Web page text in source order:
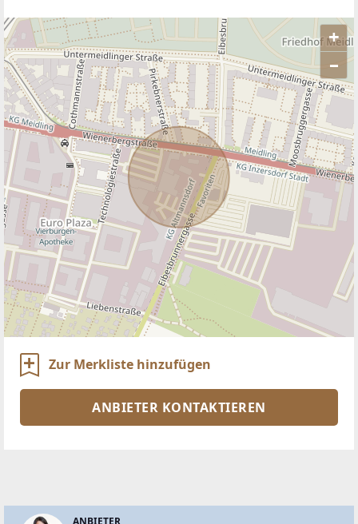
+
–
ANBIETER KONTAKTIEREN
Zur Merkliste hinzufügen
ANBIETER KONTAKTIEREN
ANBIETER